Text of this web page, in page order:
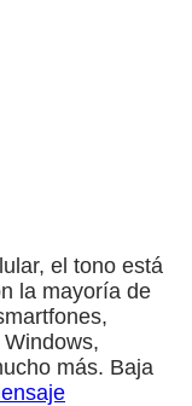
el tono está
la mayoría de
más. Baja